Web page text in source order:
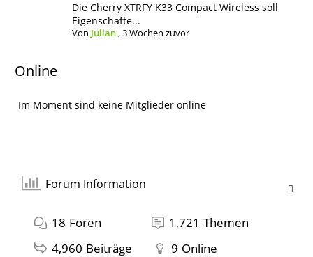
Die Cherry XTRFY K33 Compact Wireless soll
Eigenschafte...
Von Julian,3 Wochen zuvor
Online
Im Moment sind keine Mitglieder online
Forum Information
18 Foren 1,721 Themen
4,960 Beiträge 9 Online